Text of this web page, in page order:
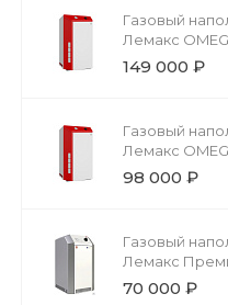
Газовый
Лемакс
149 000 ₽
Газовый
Лемакс
98 000 ₽
Газовый
Лемакс
70 000 ₽